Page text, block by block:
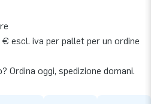
escl. iva per pallet per un ordine
Ordina oggi, spedizione domani.